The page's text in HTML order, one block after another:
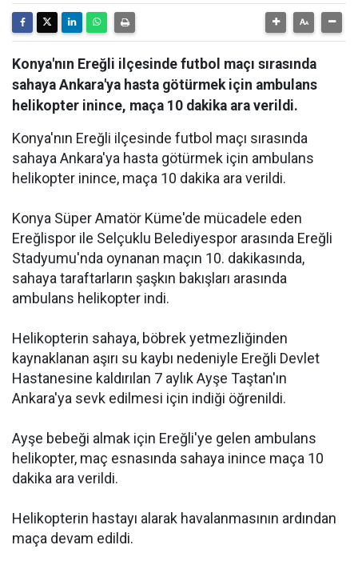
Konya'nın Ereğli ilçesinde futbol maçı sırasında
sahaya Ankara'ya hasta götürmek için ambulans
helikopter inince, maça 10 dakika ara verildi.
Konya'nın Ereğli ilçesinde futbol maçı sırasında
sahaya Ankara'ya hasta götürmek için ambulans
helikopter inince, maça 10 dakika ara verildi.
Konya Süper Amatör Küme'de mücadele eden
Ereğlispor ile Selçuklu Belediyespor arasında Ereğli
Stadyumu'nda oynanan maçın 10. dakikasında,
sahaya taraftarların şaşkın bakışları arasında
ambulans helikopter indi.
Helikopterin sahaya, böbrek yetmezliğinden
kaynaklanan aşırı su kaybı nedeniyle Ereğli Devlet
Hastanesine kaldırılan 7 aylık Ayşe Taştan'ın
Ankara'ya sevk edilmesi için indiği öğrenildi.
Ayşe bebeği almak için Ereğli'ye gelen ambulans
helikopter, maç esnasında sahaya inince maça 10
dakika ara verildi.
Helikopterin hastayı alarak havalanmasının ardından
maça devam edildi.